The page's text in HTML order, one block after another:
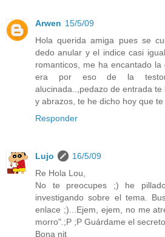
Arwen 15/5/09
Hola querida amiga pues se
dedo anular y el indice casi
romanticos, me ha encantado
era por eso de la
alucinada..,pedazo de entrada
y abrazos, te he dicho hoy que
Responder
Lujo
16/5/09
Re Hola Lou,
No te preocupes ;) he
investigando sobre el tema.
enlace ;)...Ejem, ejem, no me
morro".;P ;P Guárdame el
Bona nit